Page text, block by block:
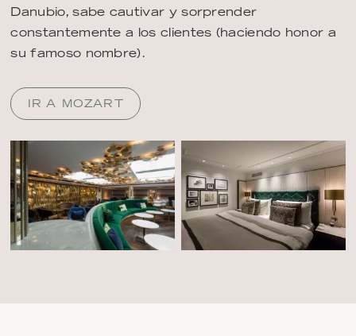
Danubio, sabe cautivar y sorprender
constantemente a los clientes (haciendo honor a
su famoso nombre).
IR A MOZART